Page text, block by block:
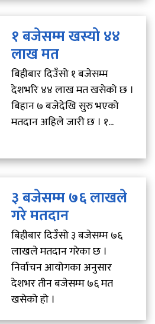
१ बजेसम्म खस्यो ४४
लाख मत
बिहीबार दिउँसो १ बजेसम्म
देशभरि ४४ लाख मत खसेको छ ।
बिहान ७ बजेदेखि सुरु भएको
मतदान अहिले जारी छ । १...
३ बजेसम्म ७६ लाखले
गरे मतदान
बिहीबार दिउँसो ३ बजेसम्म ७६
लाखले मतदान गरेका छ ।
निर्वाचन आयोगका अनुसार
देशभर तीन बजेसम्म ७६ मत
खसेको हो ।